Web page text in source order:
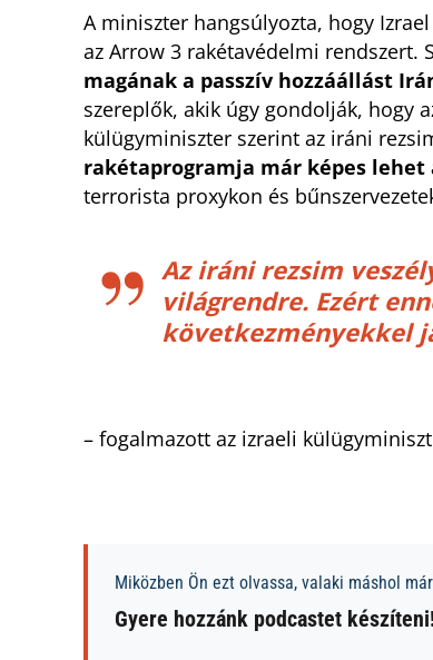
A miniszter hangsúlyozta, hogy
az Arrow 3 rakétavédelmi rendszert.
magának a passzív hozzáállást
szereplők, akik úgy gondolják, hogy
külügyminiszter szerint az iráni
rakétaprogramja már képes
terrorista proxykon és
Az iráni rezsim
világrendre. Ezért
következményekkel
– fogalmazott az izraeli
Miközben Ön ezt olvassa, valaki máshol
Gyere hozzánk podcastet